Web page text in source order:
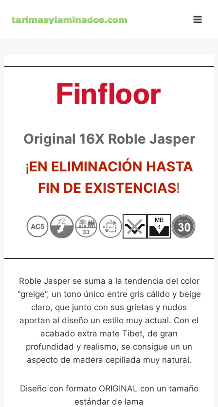
Original 16X Roble Jasper
¡EN ELIMINACIÓN HASTA
FIN DE EXISTENCIAS!
Roble Jasper se suma a la tendencia del color
“greige”, un tono único entre gris cálido y beige
claro, que junto con sus grietas y nudos
aportan al diseño un estilo muy actual. Con el
acabado extra mate Tibet, de gran
profundidad y realismo, se consigue un un
aspecto de madera cepillada muy natural.
Diseño con formato ORIGINAL con un tamaño
estándar de lama